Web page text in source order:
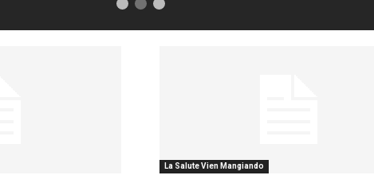
La Salute Vien Mangiando